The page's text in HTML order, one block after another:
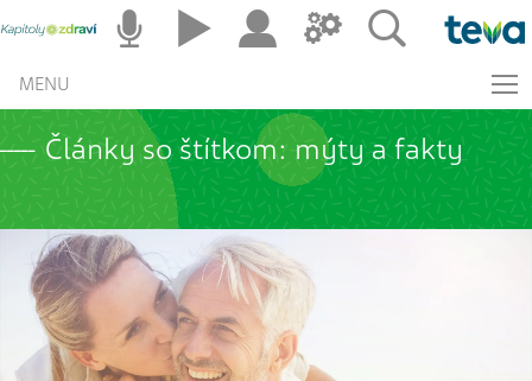
MENU
Články so štítkom: mýty a fakty